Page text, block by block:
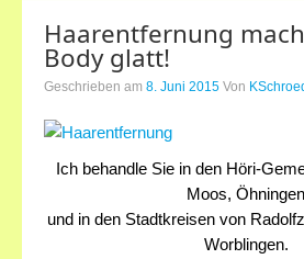
Haarentfernung
Body glatt!
Geschrieben am 8. Juni 2015 Von
Ich behandle Sie in den Höri-
Moos, Öhningen
und in den Stadtkreisen von
Worblingen.